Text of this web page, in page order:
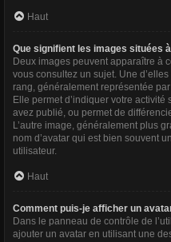
Haut
Que signifient les images situées
Deux images peuvent apparaître à
vous consultez un sujet. Une
rang, généralement représentée
Elle permet d’indiquer votre
avez publié, ou permet de
L’autre image, généralement plus
nom d’avatar qui est bien souvent
utilisateur.
Haut
Comment puis-je afficher un
Dans le panneau de contrôle de
ajouter un avatar en utilisant une